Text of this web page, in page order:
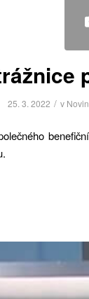
25. 3. 2022 / v